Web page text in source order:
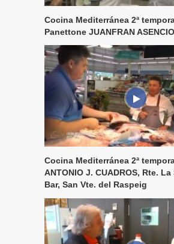
Cocina Mediterránea 2ª
Panettone JUANFRAN
Cocina Mediterránea 2ª
ANTONIO J. CUADROS, Rte. La
Bar, San Vte. del Raspeig